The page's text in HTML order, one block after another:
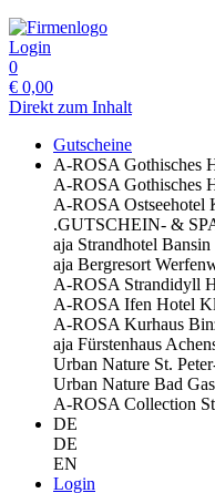
Login
0
€ 0,00
Direkt zum Inhalt
Gutscheine
A-ROSA Gothisches
A-ROSA Gothisches
A-ROSA Ostseehotel
.GUTSCHEIN- &
aja Strandhotel Bansin
aja Bergresort
A-ROSA Strandidyll
A-ROSA Ifen Hotel
A-ROSA Kurhaus
aja Fürstenhaus
Urban Nature St.
Urban Nature Bad
A-ROSA Collection
DE
DE
EN
Login